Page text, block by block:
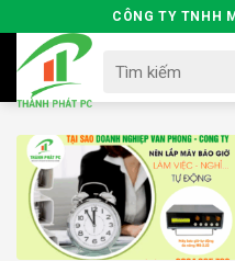
to
content
CÔNG TY TNHH
for: